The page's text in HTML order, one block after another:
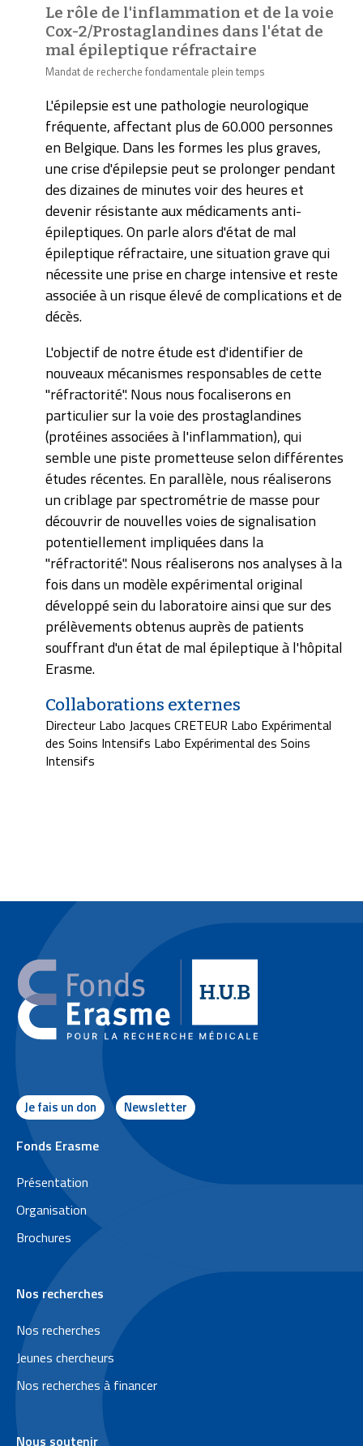
Le rôle de l'inflammation et de la voie
Cox-2/Prostaglandines dans l'état de
mal épileptique réfractaire
Mandat de recherche fondamentale plein temps
L'épilepsie est une pathologie neurologique
fréquente, affectant plus de 60.000 personnes
en Belgique. Dans les formes les plus graves,
une crise d'épilepsie peut se prolonger pendant
des dizaines de minutes voir des heures et
devenir résistante aux médicaments anti-
épileptiques. On parle alors d'état de mal
épileptique réfractaire, une situation grave qui
nécessite une prise en charge intensive et reste
associée à un risque élevé de complications et de
décès.
L'objectif de notre étude est d'identifier de
nouveaux mécanismes responsables de cette
"réfractorité". Nous nous focaliserons en
particulier sur la voie des prostaglandines
(protéines associées à l'inflammation), qui
semble une piste prometteuse selon différentes
études récentes. En parallèle, nous réaliserons
un criblage par spectrométrie de masse pour
découvrir de nouvelles voies de signalisation
potentiellement impliquées dans la
"réfractorité". Nous réaliserons nos analyses à la
fois dans un modèle expérimental original
développé sein du laboratoire ainsi que sur des
prélèvements obtenus auprès de patients
souffrant d'un état de mal épileptique à l'hôpital
Erasme.
Collaborations externes
Directeur Labo Jacques CRETEUR Labo Expérimental
des Soins Intensifs Labo Expérimental des Soins
Intensifs
Je fais un don Newsletter
P
i
e
d
e
a
g
e
Fonds Erasme
Présentation
Organisation
Brochures
Nos recherches
Nos recherches
Jeunes chercheurs
Nos recherches à financer
Nous soutenir